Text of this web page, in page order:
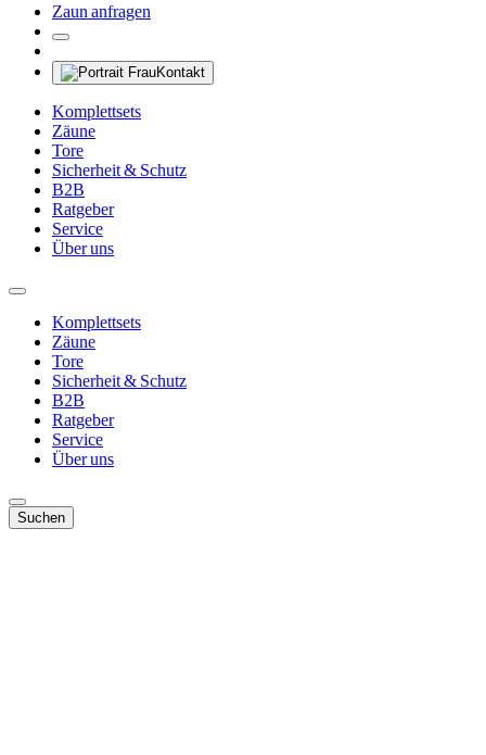
Zaun anfragen
Kontakt
Komplettsets
Zäune
Tore
Sicherheit & Schutz
B2B
Ratgeber
Service
Über uns
Komplettsets
Zäune
Tore
Sicherheit & Schutz
B2B
Ratgeber
Service
Über uns
Suchen